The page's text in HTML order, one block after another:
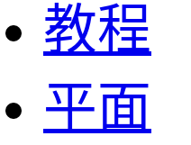
教程
平面